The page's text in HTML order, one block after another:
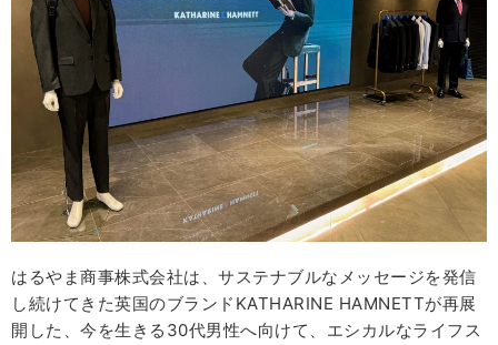
はるやま商事株式会社は、サステナブルなメッセージを発信
し続けてきた英国のブランドKATHARINE HAMNETTが再展
開した、今を生きる30代男性へ向けて、エシカルなライフス